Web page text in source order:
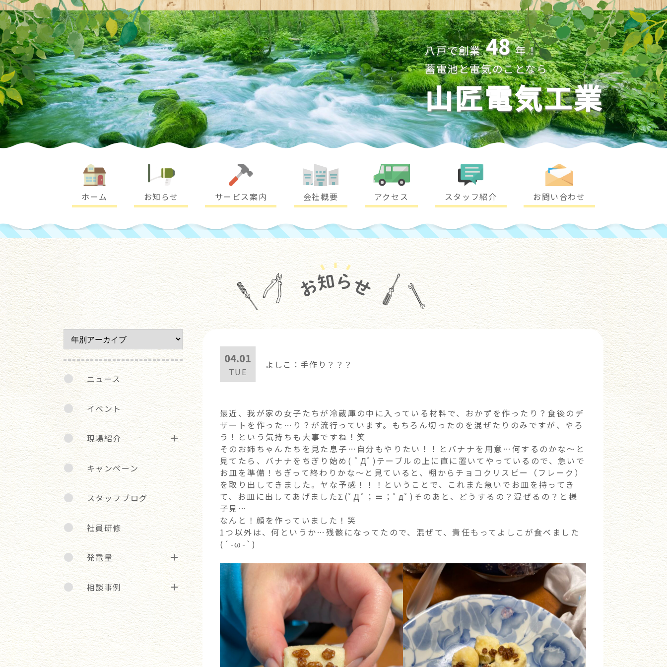
-
八戸で創業 48 年！
蓄電池と電気のことなら
山匠電気工業
ホーム お知らせ サービス案内 会社概要 アクセス スタッフ紹介 お問い合わせ
ニュース
イベント
現場紹介
キャンペーン
スタッフブログ
社員研修
発電量
相談事例
04.01
TUE
よしこ：手作り？？？
最近、我が家の女子たちが冷蔵庫の中に入っている材料で、おかずを作ったり？食後のデ
ザートを作った…り？が流行っています。もちろん切ったのを混ぜたりのみですが、やろ
う！という気持ちも大事ですね！笑
そのお姉ちゃんたちを見た息子…自分もやりたい！！とバナナを用意…何するのかな～と
見てたら、バナナをちぎり始め( ﾟДﾟ)テーブルの上に直に置いてやっているので、急いで
お皿を準備！ちぎって終わりかな～と見ていると、棚からチョコクリスピー（フレーク）
を取り出してきました。ヤな予感！！！ということで、これまた急いでお皿を持ってき
て、お皿に出してあげましたΣ(ﾟДﾟ；≡；ﾟдﾟ)そのあと、どうするの？混ぜるの？と様
子見…
なんと！顔を作っていました！笑
1つ以外は、何というか…残骸になってたので、混ぜて、責任もってよしこが食べました
(´-ω-`)